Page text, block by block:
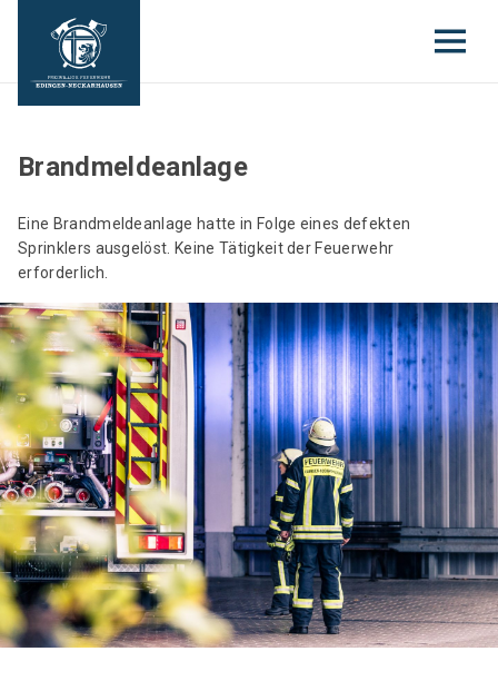
Brandmeldeanlage
Eine Brandmeldeanlage hatte in Folge eines defekten
Sprinklers ausgelöst. Keine Tätigkeit der Feuerwehr
erforderlich.